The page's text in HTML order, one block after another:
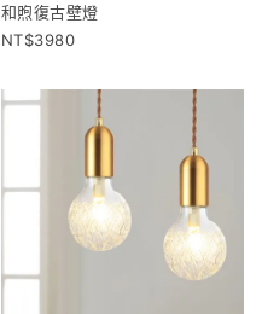
和煦復古壁燈
3980